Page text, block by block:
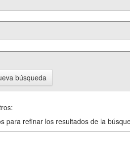
búsqueda
para refinar los resultados de la